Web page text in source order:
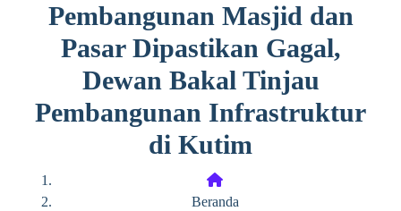
Pembangunan Masjid dan
Pasar Dipastikan Gagal,
Dewan Bakal Tinjau
Pembangunan Infrastruktur
di Kutim
Beranda